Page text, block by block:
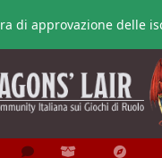
di approvazione delle